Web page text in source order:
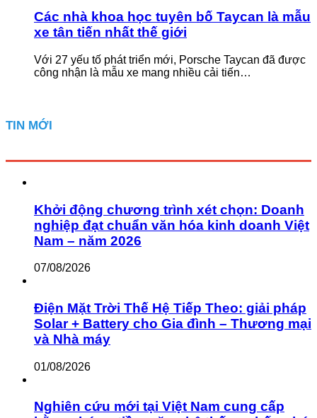
Các nhà khoa học tuyên bố Taycan là mẫu
xe tân tiến nhất thế giới
Với 27 yếu tố phát triển mới, Porsche Taycan đã được
công nhận là mẫu xe mang nhiều cải tiến…
TIN MỚI
Khởi động chương trình xét chọn: Doanh
nghiệp đạt chuẩn văn hóa kinh doanh Việt
Nam – năm 2026
07/08/2026
Điện Mặt Trời Thế Hệ Tiếp Theo: giải pháp
Solar + Battery cho Gia đình – Thương mại
và Nhà máy
01/08/2026
Nghiên cứu mới tại Việt Nam cung cấp